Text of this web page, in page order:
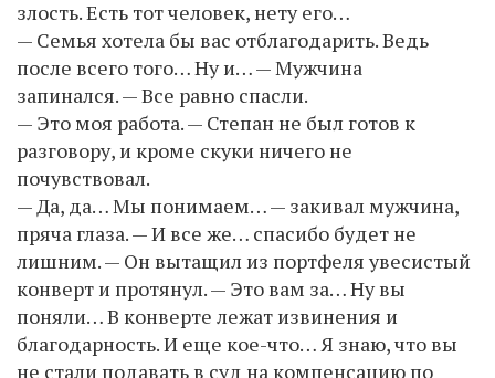
злость. Есть тот человек, нету его…
— Семья хотела бы вас отблагодарить. Ведь
после всего того… Ну и… — Мужчина
запинался. — Все равно спасли.
— Это моя работа. — Степан не был готов к
разговору, и кроме скуки ничего не
почувствовал.
— Да, да… Мы понимаем… — закивал мужчина,
пряча глаза. — И все же… спасибо будет не
лишним. — Он вытащил из портфеля увесистый
конверт и протянул. — Это вам за… Ну вы
поняли… В конверте лежат извинения и
благодарность. И еще кое-что… Я знаю, что вы
не стали подавать в суд на компенсацию по